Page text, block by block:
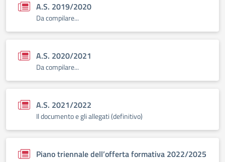
A.S. 2019/2020
Da compilare...
A.S. 2020/2021
Da compilare...
A.S. 2021/2022
Il documento e gli allegati (definitivo)
Piano triennale dell’offerta formativa 2022/2025